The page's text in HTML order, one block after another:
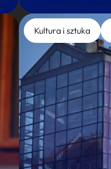
Kultura i sztuka